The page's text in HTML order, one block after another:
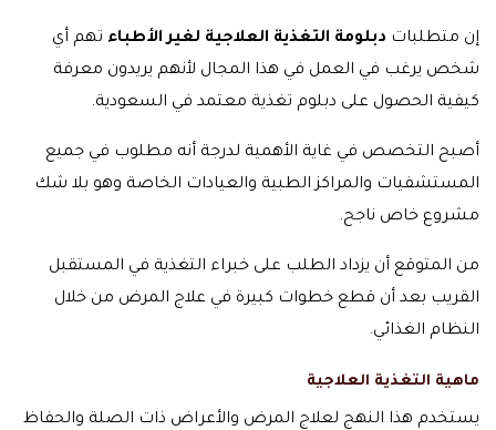
إن متطلبات دبلومة التغذية العلاجية لغير الأطباء تهم أي
شخص يرغب في العمل في هذا المجال لأنهم يريدون معرفة
كيفية الحصول على دبلوم تغذية معتمد في السعودية.
أصبح التخصص في غاية الأهمية لدرجة أنه مطلوب في جميع
المستشفيات والمراكز الطبية والعيادات الخاصة وهو بلا شك
مشروع خاص ناجح.
من المتوقع أن يزداد الطلب على خبراء التغذية في المستقبل
القريب بعد أن قطع خطوات كبيرة في علاج المرض من خلال
النظام الغذائي.
ماهية التغذية العلاجية
يستخدم هذا النهج لعلاج المرض والأعراض ذات الصلة والحفاظ